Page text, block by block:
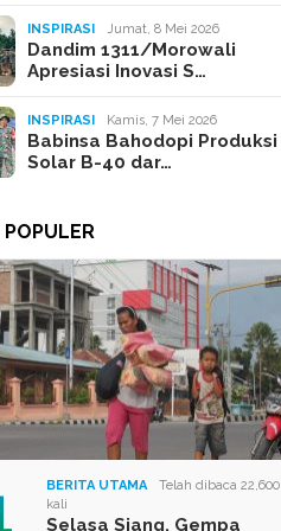
INSPIRASI Jumat, 8 Mei 2026
Dandim 1311/Morowali
Apresiasi Inovasi S…
INSPIRASI Kamis, 7 Mei 2026
Babinsa Bahodopi Produksi
Solar B-40 dar…
BERITA UTAMA
Telah dibaca 22,600
kali
Selasa Siang, Gempa